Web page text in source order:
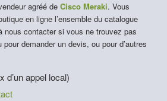
agréé de Cisco Meraki. Vous
en ligne l’ensemble du catalogue
nous contacter si vous ne trouvez pas
demander un devis, ou pour d’autres
d’un appel local)